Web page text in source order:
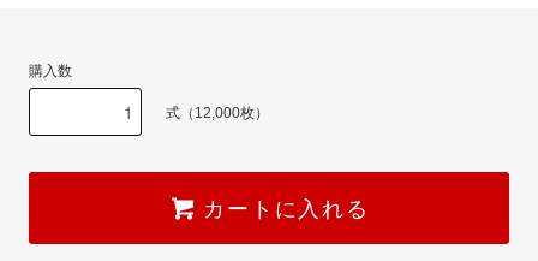
購入数
式（12,000枚）
カートに入れる